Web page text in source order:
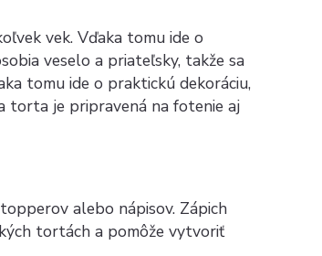
vek. Vďaka tomu ide o
veselo a priateľsky, takže sa
tomu ide o praktickú dekoráciu,
torta je pripravená na fotenie aj
alebo nápisov. Zápich
tortách a pomôže vytvoriť